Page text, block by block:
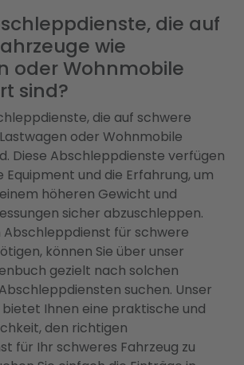
die auf
wie
oder Wohnmobile
sind?
die auf schwere
oder Wohnmobile
Diese Abschleppdienste verfügen
Equipment und die Erfahrung, um
höheren Gewicht und
sicher abzuschleppen.
Abschleppdienst für schwere
können Sie über unser
gezielt nach solchen
suchen. Unser
Ihnen eine praktische und
den richtigen
für Ihr schweres Fahrzeug zu